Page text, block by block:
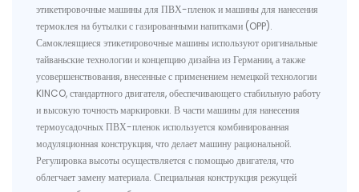
этикетировочные машины для ПВХ-пленок и машины для нанесения
термоклея на бутылки с газированными напитками (OPP).
Самоклеящиеся этикетировочные машины используют оригинальные
тайваньские технологии и концепцию дизайна из Германии, а также
усовершенствования, внесенные с применением немецкой технологии
KINCO, стандартного двигателя, обеспечивающего стабильную работу
и высокую точность маркировки. В части машины для нанесения
термоусадочных ПВХ-пленок используется комбинированная
модуляционная конструкция, что делает машину рациональной.
Регулировка высоты осуществляется с помощью двигателя, что
облегчает замену материала. Специальная конструкция режущей